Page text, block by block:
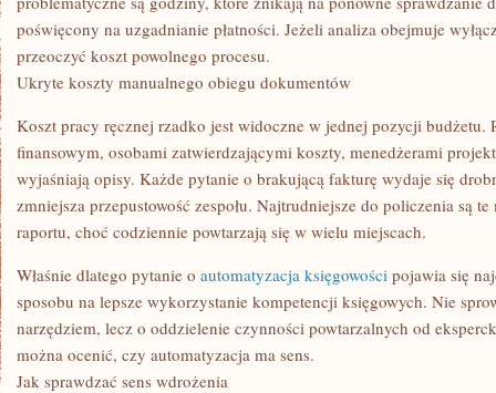
poświęcony na uzgadnianie płatności. Jeżeli analiza obejmuje
przeoczyć koszt powolnego procesu.
Ukryte koszty manualnego obiegu dokumentów
Koszt pracy ręcznej rzadko jest widoczne w jednej pozycji budżetu.
finansowym, osobami zatwierdzającymi koszty, menedżerami
wyjaśniają opisy. Każde pytanie o brakującą fakturę wydaje się
zmniejsza przepustowość zespołu. Najtrudniejsze do policzenia są
raportu, choć codziennie powtarzają się w wielu miejscach.
Właśnie dlatego pytanie o automatyzacja księgowości pojawia się
sposobu na lepsze wykorzystanie kompetencji księgowych. Nie
narzędziem, lecz o oddzielenie czynności powtarzalnych od
można ocenić, czy automatyzacja ma sens.
Jak sprawdzać sens wdrożenia